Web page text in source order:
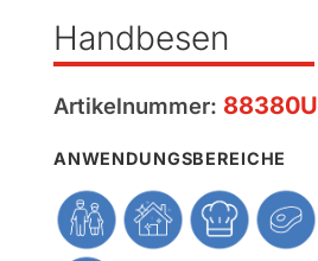
Handbesen
Artikelnummer: 88380U
ANWENDUNGSBEREICHE